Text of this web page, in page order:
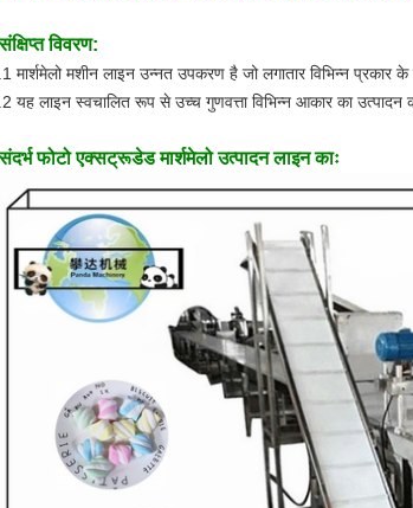
विवरण:
मार्शमेलो मशीन लाइन उन्नत उपकरण है जो लगातार विभिन्न प्रकार
यह लाइन स्वचालित रूप से उच्च गुणवत्ता विभिन्न आकार का
फोटो एक्सट्रूडेड मार्शमेलो उत्पादन लाइन काः